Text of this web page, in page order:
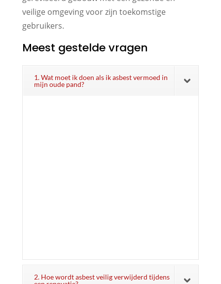
veilige omgeving voor zijn toekomstige
gebruikers.
Meest gestelde vragen
1. Wat moet ik doen als ik asbest vermoed in
mijn oude pand?
2. Hoe wordt asbest veilig verwijderd tijdens